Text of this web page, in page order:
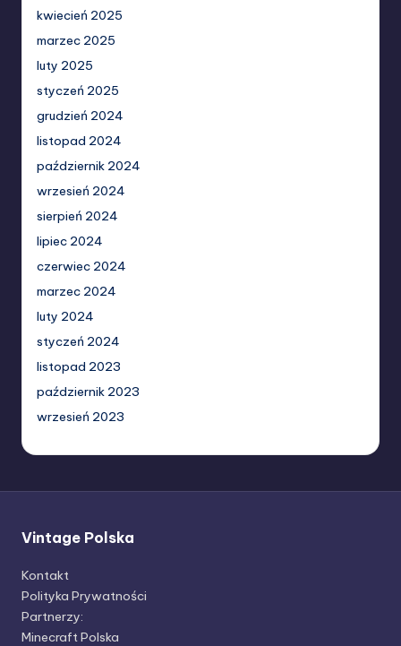
kwiecień 2025
marzec 2025
luty 2025
styczeń 2025
grudzień 2024
listopad 2024
październik 2024
wrzesień 2024
sierpień 2024
lipiec 2024
czerwiec 2024
marzec 2024
luty 2024
styczeń 2024
listopad 2023
październik 2023
wrzesień 2023
Vintage Polska
Kontakt
Polityka Prywatności
Partnerzy:
Minecraft Polska